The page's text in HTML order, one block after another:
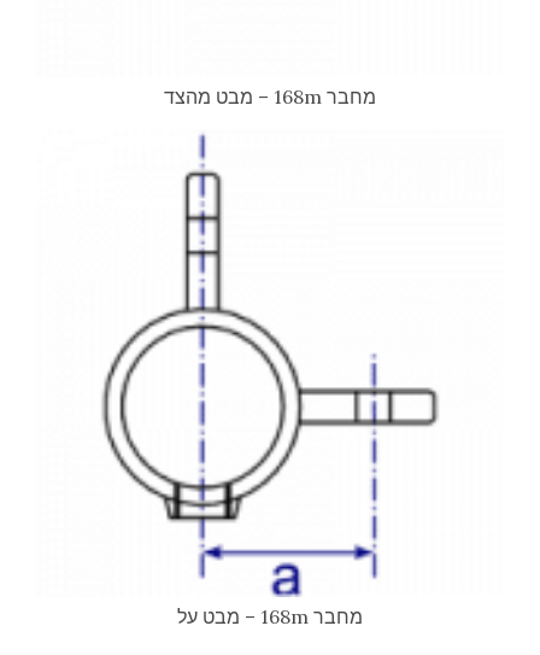
מחבר 168m – מבט מהצד
מחבר 168m – מבט על